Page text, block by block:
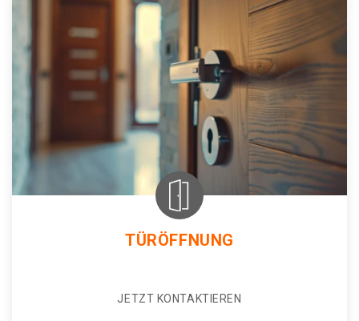
TÜRÖFFNUNG
JETZT KONTAKTIEREN